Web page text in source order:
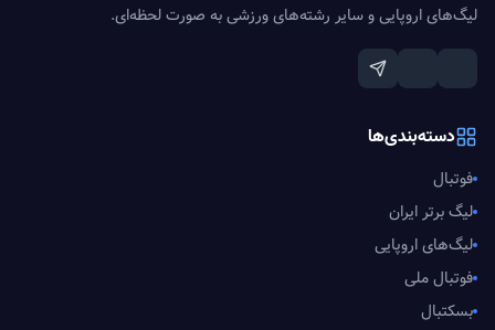
لیگ‌های اروپایی و سایر رشته‌های ورزشی به صورت لحظه‌ای.
دسته‌بندی‌ها
فوتبال
لیگ برتر ایران
لیگ‌های اروپایی
فوتبال ملی
بسکتبال